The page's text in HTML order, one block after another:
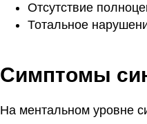
Отсутствие
Тотальное
Симптомы
На ментальном уровне